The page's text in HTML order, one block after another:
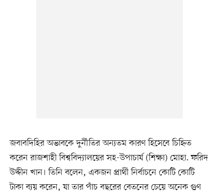
জবাবদিহির অভাবকে দুর্নীতির অন্যতম কারণ হিসেবে চিহ্নিত
করেন রাজশাহী বিশ্ববিদ্যালয়ের সহ-উপাচার্য (শিক্ষা) মোহা. ফরিদ
উদ্দীন খান। তিনি বলেন, একজন প্রার্থী নির্বাচনে কোটি কোটি
টাকা ব্যয় করেন, যা তার পাঁচ বছরের বেতনের চেয়ে অনেক গুণ